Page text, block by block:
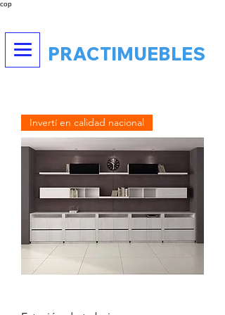
cop
PRACTIMUEBLES
Invertí en calidad nacional